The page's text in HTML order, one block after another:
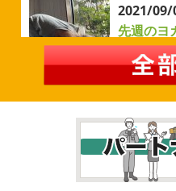
自転車
ヶ崎・小
みなさん
過ごしですか？ 先日は娘と
習に行ってきました
今ま
自転車に興味を示さなかっ
しいとお願いされたので ...
2026/02/
3連休
2021/09/
先週のヨ
＊
先週のヨガ
ッグ
はおちゃんだいぶヨ
ろに、はおちゃんが積み上
で先生の息子さんも
先生
ヨガ、運動の秋
...
2021/